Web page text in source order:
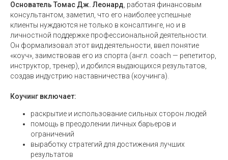
Основатель Томас Дж. Леонард , работая финансовым
консультантом, заметил, что его наиболее успешные
клиенты нуждаются не только в консалтинге, но и в
личностной поддержке профессиональной деятельности.
Он формализовал этот вид деятельности, ввел понятие
«коуч», заимствовав его из спорта (англ. coach — репетитор,
инструктор, тренер), и добился выдающихся результатов,
создав индустрию наставничества (коучинга).
Коучинг включает:
раскрытие и использование сильных сторон людей
помощь в преодолении личных барьеров и
ограничений
выработку стратегий для достижения лучших
результатов